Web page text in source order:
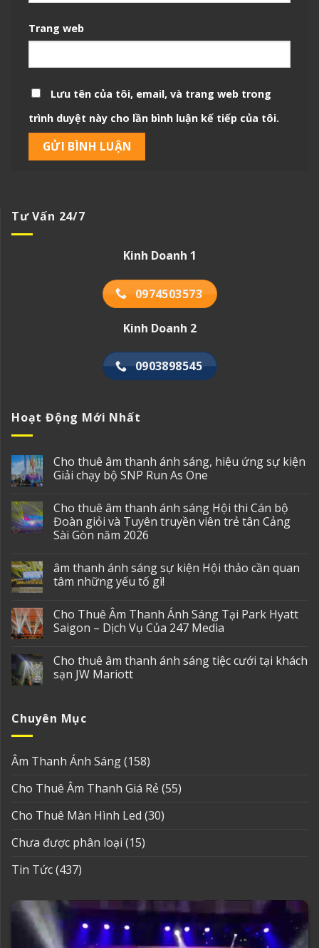
Trang web
Lưu tên của tôi, email, và trang web trong
trình duyệt này cho lần bình luận kế tiếp của tôi.
Tư Vấn 24/7
Kinh Doanh 1
0974503573
Kinh Doanh 2
0903898545
Hoạt Động Mới Nhất
Cho thuê âm thanh ánh sáng, hiệu ứng sự kiện
Giải chạy bộ SNP Run As One
Cho thuê âm thanh ánh sáng Hội thi Cán bộ
Đoàn giỏi và Tuyên truyền viên trẻ tân Cảng
Sài Gòn năm 2026
âm thanh ánh sáng sự kiện Hội thảo cần quan
tâm những yếu tố gì!
Cho Thuê Âm Thanh Ánh Sáng Tại Park Hyatt
Saigon – Dịch Vụ Của 247 Media
Cho thuê âm thanh ánh sáng tiệc cưới tại khách
sạn JW Mariott
Chuyên Mục
Âm Thanh Ánh Sáng(158)
Cho Thuê Âm Thanh Giá Rẻ(55)
Cho Thuê Màn Hình Led (30)
Chưa được phân loại (15)
Tin Tức(437)